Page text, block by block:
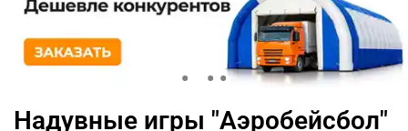
Надувные игры "Аэробейсбол"